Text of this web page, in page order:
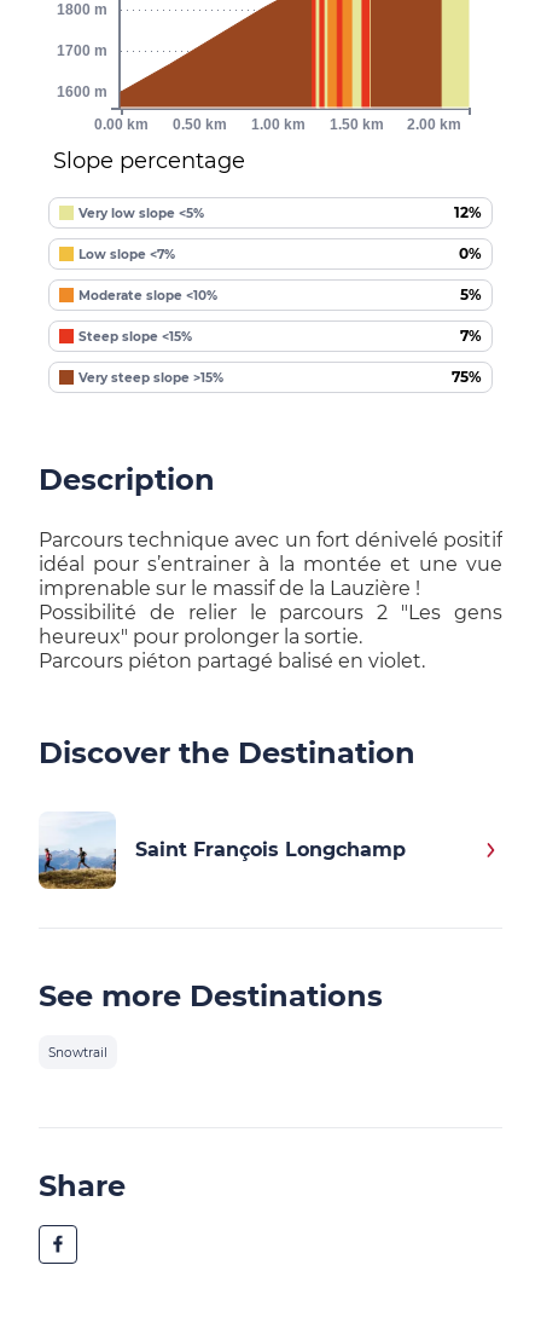
Slope percentage
Very low slope <5% 12%
Low slope <7% 0%
Moderate slope <10% 5%
Steep slope <15% 7%
Very steep slope >15% 75%
0.00 km 0.50 km 1.00 km 1.50 km 2.00 km
1600 m
1700 m
1800 m
Description
Parcours technique avec un fort dénivelé positif
idéal pour s’entrainer à la montée et une vue
imprenable sur le massif de la Lauzière !
Possibilité de relier le parcours 2 "Les gens
heureux" pour prolonger la sortie.
Parcours piéton partagé balisé en violet.
Discover the Destination
Saint François Longchamp
See more Destinations
Snowtrail
Share